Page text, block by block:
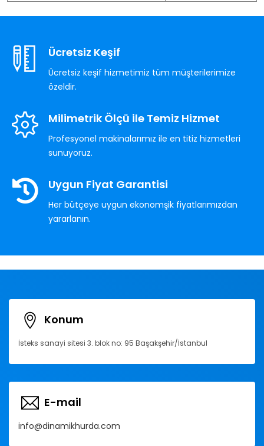
Ücretsiz Keşif
Ücretsiz keşif hizmetimiz tüm müşterilerimize
özeldir.
Milimetrik Ölçü ile Temiz Hizmet
Profesyonel makinalarımız ile en titiz hizmetleri
sunuyoruz.
Uygun Fiyat Garantisi
Her bütçeye uygun ekonomşik fiyatlarımızdan
yararlanın.
Konum
İsteks sanayi sitesi 3. blok no: 95 Başakşehir/İstanbul
E-mail
info@dinamikhurda.com